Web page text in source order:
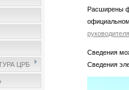
ЦРБ
Расширены
Сведения
Сведения